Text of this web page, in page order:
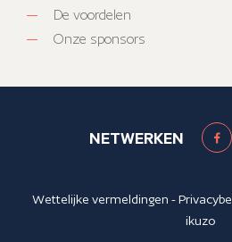
De voordelen
Onze sponsors
NETWERKEN
Wettelijke vermeldingen -
ikuzo